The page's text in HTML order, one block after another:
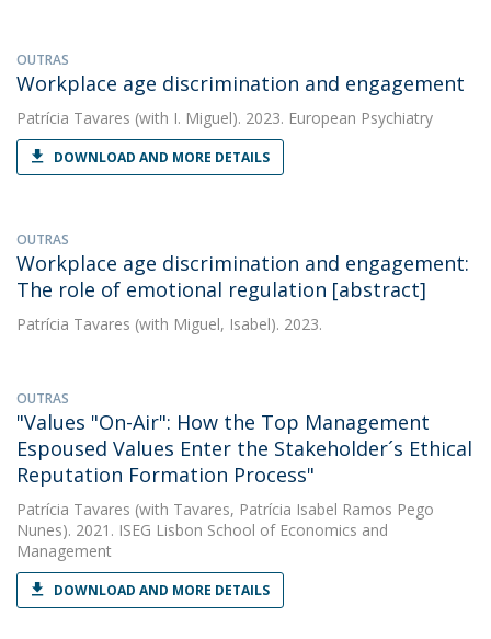
OUTRAS
Workplace age discrimination and engagement
Patrícia Tavares (with I. Miguel). 2023. European Psychiatry
DOWNLOAD AND MORE DETAILS
OUTRAS
Workplace age discrimination and engagement:
The role of emotional regulation [abstract]
Patrícia Tavares (with Miguel, Isabel). 2023.
OUTRAS
"Values "On-Air": How the Top Management
Espoused Values Enter the Stakeholder´s Ethical
Reputation Formation Process"
Patrícia Tavares (with Tavares, Patrícia Isabel Ramos Pego
Nunes). 2021. ISEG Lisbon School of Economics and
Management
DOWNLOAD AND MORE DETAILS